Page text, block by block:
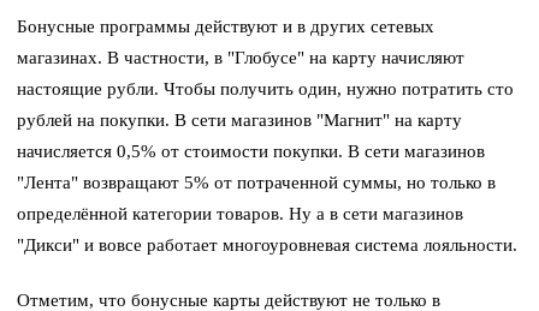
Бонусные программы действуют и в других сетевых
магазинах. В частности, в "Глобусе" на карту начисляют
настоящие рубли. Чтобы получить один, нужно потратить сто
рублей на покупки. В сети магазинов "Магнит" на карту
начисляется 0,5% от стоимости покупки. В сети магазинов
"Лента" возвращают 5% от потраченной суммы, но только в
определённой категории товаров. Ну а в сети магазинов
"Дикси" и вовсе работает многоуровневая система лояльности.
Отметим, что бонусные карты действуют не только в